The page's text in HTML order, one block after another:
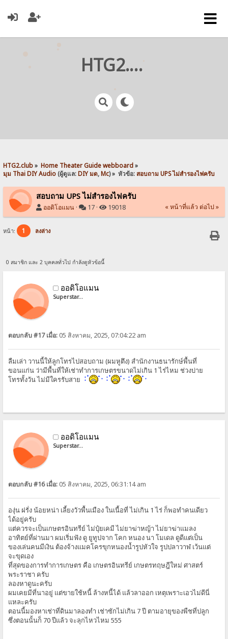
HTG2.club
HTG2.club» Home Theater Guide webboard»
มุม Thai DIY Audio (ผู้ดูแล:DIY มด,Mc) » หัวข้อ: สอบถาม UPS ไม่สำรองไฟครับ
สอบถาม UPS ไม่สำรองไฟครับ
ออดิโอแมน · 17 · 19018 « หน้าที่แล้ว ต่อไป »
หน้า: 1 ลงล่าง
0 สมาชิก และ 2 บุคคลทั่วไป กำลังดูหัวข้อนี้
ออดิโอแมน
Superstar...
ตอบกลับ #17 เมื่อ: 05 สิงหาคม, 2025, 07:04:22 am
ลืมเล่า วานนี้ให้ลูกโทรไปสอบถาม (ผมหูตึง) สำนักงานธนารักษ์พื้นที่
ขอนแก่น ว่ามีพื้นที่ให้เช่าทำการเกษตรขนาดไม่เกิน 1 ไร่ไหม ช่วงบ่าย
โทรทั้งวัน ไม่มีใครรับสาย
ออดิโอแมน
Superstar...
ตอบกลับ #16 เมื่อ: 05 สิงหาคม, 2025, 06:31:14 am
องุ่น ฝรั่ง น้อยหน่า เลี้ยงวัวพื้นเมือง ในเนื้อที่ ไม่เกิน 1 ไร่ ก็พอทำคนเดียว
ได้อยู่ครับ
แต่ควรจะเป็นเกษตรอินทรีย์ ไม่ปุ๋ยเคมี ไม่ยาฆ่าหญ้า ไม่ยาฆ่าแมลง
อาทิตย์ที่ผ่านมา ผมเริ่มฟัง ดู ยูทูปจาก โคก หนอง นา โมเดล ดูดีแต่เป็น
ของเล่นคนมีเงิน ต้องจ้างแมคโครขุกหนองน้ำรูปหัวใจ รูปปลาวาฬ เว้นแต่
จะขุดเอง
ที่สุดของการทำการเกษตร คือ เกษตรอินทรีย์ เกษตรทฤษฎีใหม่ ศาสตร์
พระราชา ครับ
ลองหาดูนะครับ
ผมเคยมีที่นาอยู่ แต่ขายใช้หนี้ ล้างหนี้ได้ แล้วลาออก เหตุเพราะเอวไม่ดีนี่
แหละครับ
ตอนนี้มองหาเช่าที่ดินมาลองทำ เช่าซักไม่เกิน 7 ปี ตามอายุของพืชที่ปลูก
ซึ่งตอนนั้นก็ 70 ปีแล้ว จะลุกไหวไหม 555